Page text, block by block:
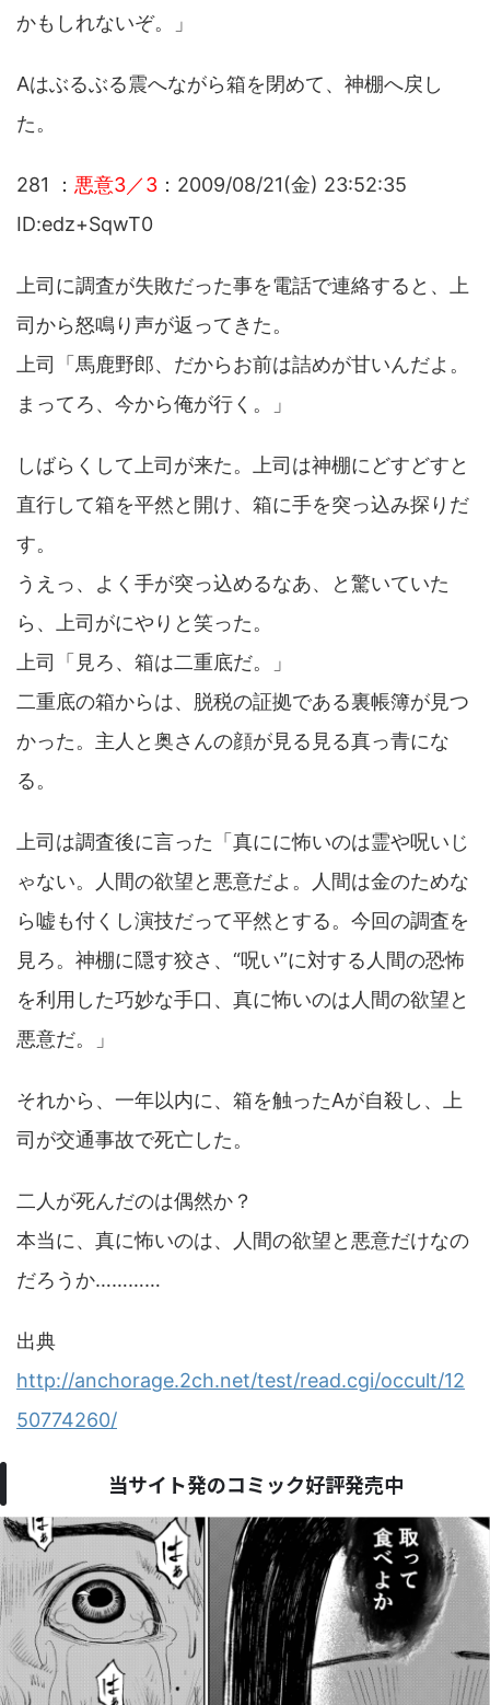
かもしれないぞ。」
Aはぶるぶる震へながら箱を閉めて、神棚へ戻し
た。
281 ： 悪意3／3 ：2009/08/21(金) 23:52:35
ID:edz+SqwT0
上司に調査が失敗だった事を電話で連絡すると、上
司から怒鳴り声が返ってきた。
上司「馬鹿野郎、だからお前は詰めが甘いんだよ。
まってろ、今から俺が行く。」
しばらくして上司が来た。上司は神棚にどすどすと
直行して箱を平然と開け、箱に手を突っ込み探りだ
す。
うえっ、よく手が突っ込めるなあ、と驚いていた
ら、上司がにやりと笑った。
上司「見ろ、箱は二重底だ。」
二重底の箱からは、脱税の証拠である裏帳簿が見つ
かった。主人と奥さんの顔が見る見る真っ青にな
る。
上司は調査後に言った「真にに怖いのは霊や呪いじ
ゃない。人間の欲望と悪意だよ。人間は金のためな
ら嘘も付くし演技だって平然とする。今回の調査を
見ろ。神棚に隠す狡さ、“呪い”に対する人間の恐怖
を利用した巧妙な手口、真に怖いのは人間の欲望と
悪意だ。」
それから、一年以内に、箱を触ったAが自殺し、上
司が交通事故で死亡した。
二人が死んだのは偶然か？
本当に、真に怖いのは、人間の欲望と悪意だけなの
だろうか…………
出典
http://anchorage.2ch.net/test/read.cgi/occult/12
50774260/
当サイト発のコミック好評発売中